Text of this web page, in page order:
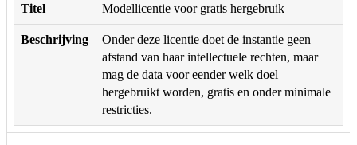
Titel Modellicentie voor gratis hergebruik
Beschrijving
Onder deze licentie doet de instantie geen
afstand van haar intellectuele rechten, maar
mag de data voor eender welk doel
hergebruikt worden, gratis en onder minimale
restricties.